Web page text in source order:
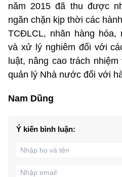
năm 2015 đã thu được
ngăn chặn kịp thời các
TCĐLCL, nhãn hàng hóa,
và xử lý nghiêm đối với
luật, nâng cao trách
quản lý Nhà nước đối với
Nam Dũng
Ý kiến bình luận: